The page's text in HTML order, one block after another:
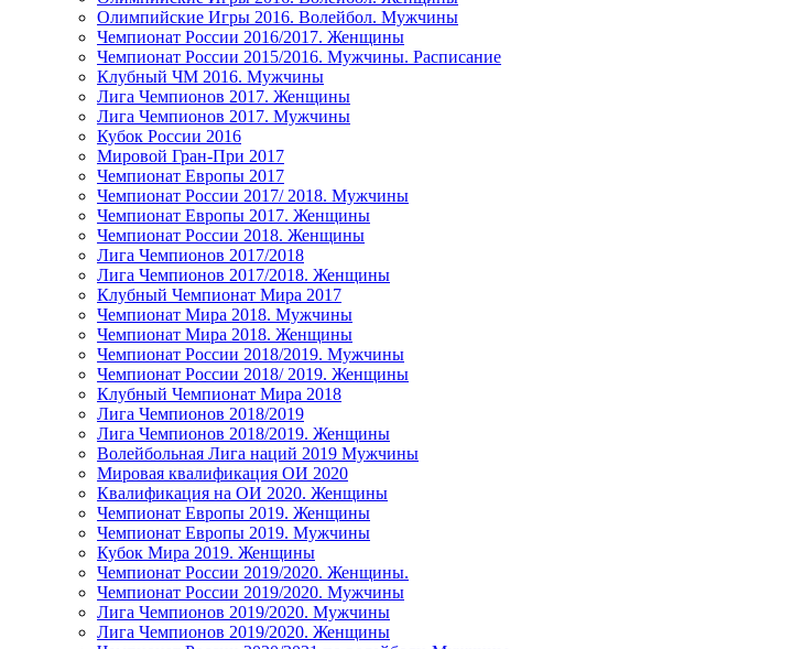
Олимпийские Игры 2016. Волейбол. Мужчины
Чемпионат России 2016/2017. Женщины
Чемпионат России 2015/2016. Мужчины. Расписание
Клубный ЧМ 2016. Мужчины
Лига Чемпионов 2017. Женщины
Лига Чемпионов 2017. Мужчины
Кубок России 2016
Мировой Гран-При 2017
Чемпионат Европы 2017
Чемпионат России 2017/ 2018. Мужчины
Чемпионат Европы 2017. Женщины
Чемпионат России 2018. Женщины
Лига Чемпионов 2017/2018
Лига Чемпионов 2017/2018. Женщины
Клубный Чемпионат Мира 2017
Чемпионат Мира 2018. Мужчины
Чемпионат Мира 2018. Женщины
Чемпионат России 2018/2019. Мужчины
Чемпионат России 2018/ 2019. Женщины
Клубный Чемпионат Мира 2018
Лига Чемпионов 2018/2019
Лига Чемпионов 2018/2019. Женщины
Волейбольная Лига наций 2019 Мужчины
Мировая квалификация ОИ 2020
Квалификация на ОИ 2020. Женщины
Чемпионат Европы 2019. Женщины
Чемпионат Европы 2019. Мужчины
Кубок Мира 2019. Женщины
Чемпионат России 2019/2020. Женщины.
Чемпионат России 2019/2020. Мужчины
Лига Чемпионов 2019/2020. Мужчины
Лига Чемпионов 2019/2020. Женщины